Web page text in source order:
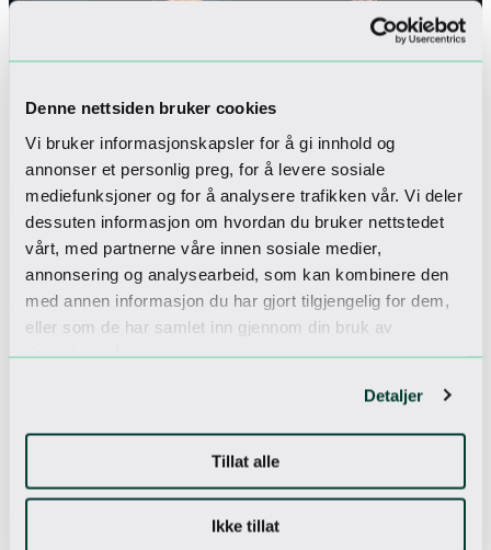
Denne nettsiden bruker cookies
Vi bruker informasjonskapsler for å gi innhold og
annonser et personlig preg, for å levere sosiale
mediefunksjoner og for å analysere trafikken vår. Vi deler
dessuten informasjon om hvordan du bruker nettstedet
vårt, med partnerne våre innen sosiale medier,
annonsering og analysearbeid, som kan kombinere den
med annen informasjon du har gjort tilgjengelig for dem,
eller som de har samlet inn gjennom din bruk av
tjenestene deres.
Detaljer
Tillat alle
Ikke tillat
Spaetikette
Velvære Spa
– Dusj grundig uten badetøy og med såpe før du
besøker velværeavdelingen.
– Respekter at vår spaavdeling er et stilleområde.
Kort shorts fås kjøpt i sparesepsjonen.
– Det er 18 års aldersgrense i Velvære Spa.
– Vennligst møt opp 15 minutter før behandling.